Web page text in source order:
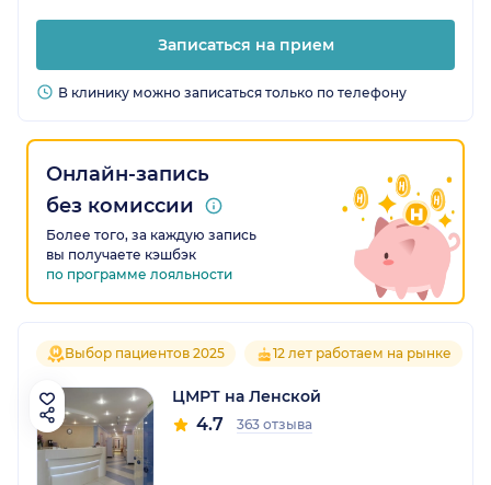
Записаться на прием
В клинику можно записаться только по телефону
Онлайн-запись
без комиссии
Более того, за каждую запись
вы получаете кэшбэк
по программе лояльности
Выбор пациентов 2025 12 лет работаем на рынке
ЦМРТ на Ленской
4.7 363 отзыва